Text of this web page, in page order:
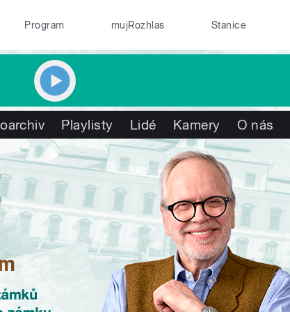
Program mujRozhlas Stanice
Playlisty Lidé Kamery O nás